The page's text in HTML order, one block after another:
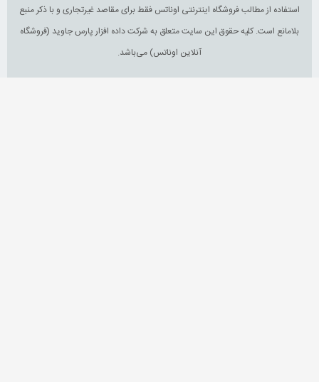
استفاده از مطالب فروشگاه اینترنتی اوناتس فقط برای مقاصد غیرتجاری و با ذکر منبع
بلامانع است. کلیه حقوق این سایت متعلق به شرکت داده افزار پارس جاوید (فروشگاه
آنلاین اوناتس) می‌باشد.